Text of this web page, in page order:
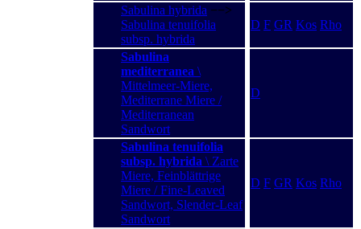
Sabulina hybrida −−>
Sabulina tenuifolia
subsp. hybrida
D F GR Kos Rho
Sabulina
mediterranea \
Mittelmeer-Miere,
Mediterrane Miere /
Mediterranean
Sandwort
D
Sabulina tenuifolia
subsp. hybrida \ Zarte
Miere, Feinblättrige
Miere / Fine-Leaved
Sandwort, Slender-Leaf
Sandwort
D F GR Kos Rho